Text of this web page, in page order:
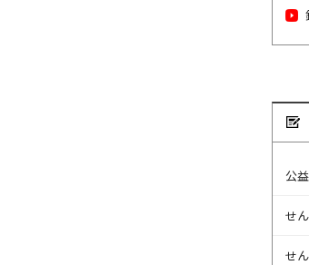
公
せ
せ